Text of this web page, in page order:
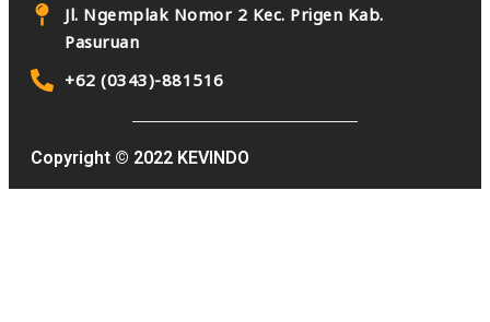
Jl. Ngemplak Nomor 2 Kec. Prigen Kab.
Pasuruan
+62 (0343)-881516
Copyright © 2022 KEVINDO